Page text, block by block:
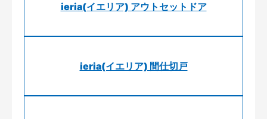
ieria(イエリア) アウトセットドア
ieria(イエリア) 間仕切戸